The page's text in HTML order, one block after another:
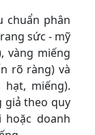
chuẩn phân
sức - mỹ
vàng miếng
rõ ràng) và
miếng).
giả theo quy
hoặc doanh